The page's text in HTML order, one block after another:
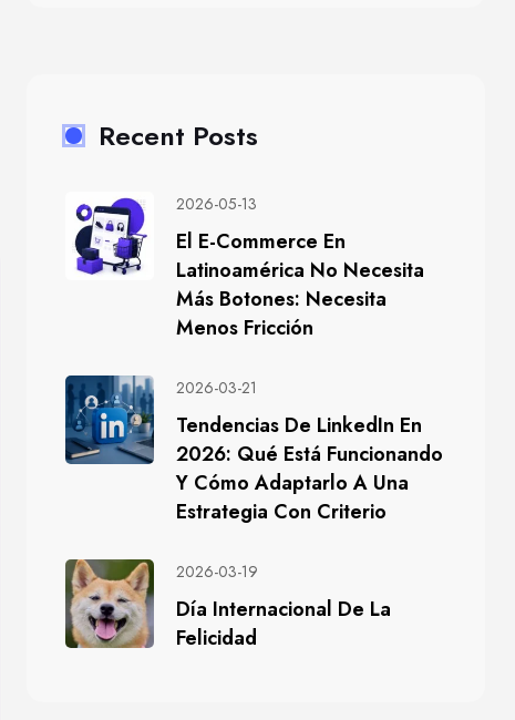
Recent Posts
2026-05-13
El E-Commerce En
Latinoamérica No Necesita
Más Botones: Necesita
Menos Fricción
2026-03-21
Tendencias De LinkedIn En
2026: Qué Está Funcionando
Y Cómo Adaptarlo A Una
Estrategia Con Criterio
2026-03-19
Día Internacional De La
Felicidad